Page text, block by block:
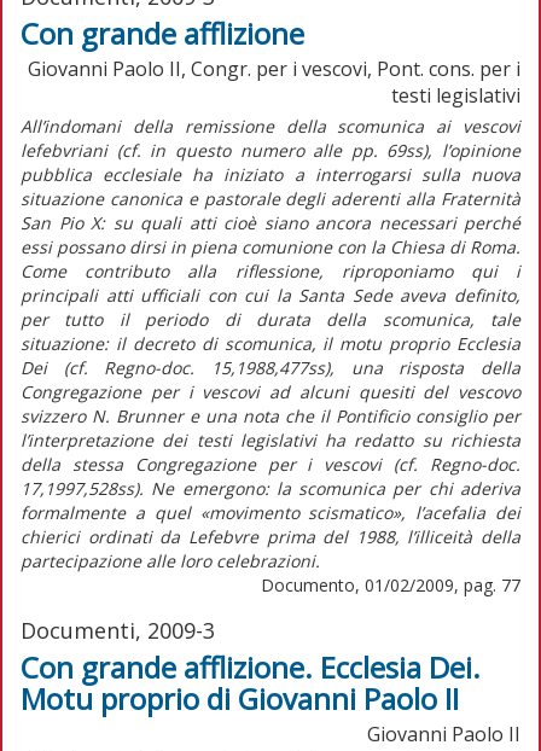
Con grande afflizione
Giovanni Paolo II, Congr. per i vescovi, Pont. cons. per i
testi legislativi
All’indomani della remissione della scomunica ai vescovi
lefebvriani (cf. in questo numero alle pp. 69ss), l’opinione
pubblica ecclesiale ha iniziato a interrogarsi sulla nuova
situazione canonica e pastorale degli aderenti alla Fraternità
San Pio X: su quali atti cioè siano ancora necessari perché
essi possano dirsi in piena comunione con la Chiesa di Roma.
Come contributo alla riflessione, riproponiamo qui i
principali atti ufficiali con cui la Santa Sede aveva definito,
per tutto il periodo di durata della scomunica, tale
situazione: il decreto di scomunica, il motu proprio Ecclesia
Dei (cf. Regno-doc. 15,1988,477ss), una risposta della
Congregazione per i vescovi ad alcuni quesiti del vescovo
svizzero N. Brunner e una nota che il Pontificio consiglio per
l’interpretazione dei testi legislativi ha redatto su richiesta
della stessa Congregazione per i vescovi (cf. Regno-doc.
17,1997,528ss). Ne emergono: la scomunica per chi aderiva
formalmente a quel «movimento scismatico», l’acefalia dei
chierici ordinati da Lefebvre prima del 1988, l’illiceità della
partecipazione alle loro celebrazioni.
Documento, 01/02/2009, pag. 77
Documenti, 2009-3
Con grande afflizione. Ecclesia Dei.
Motu proprio di Giovanni Paolo II
Giovanni Paolo II